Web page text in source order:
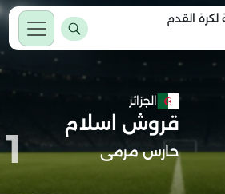
لكرة القدم
الجزائر
قروش اسلام
حارس مرمى 1